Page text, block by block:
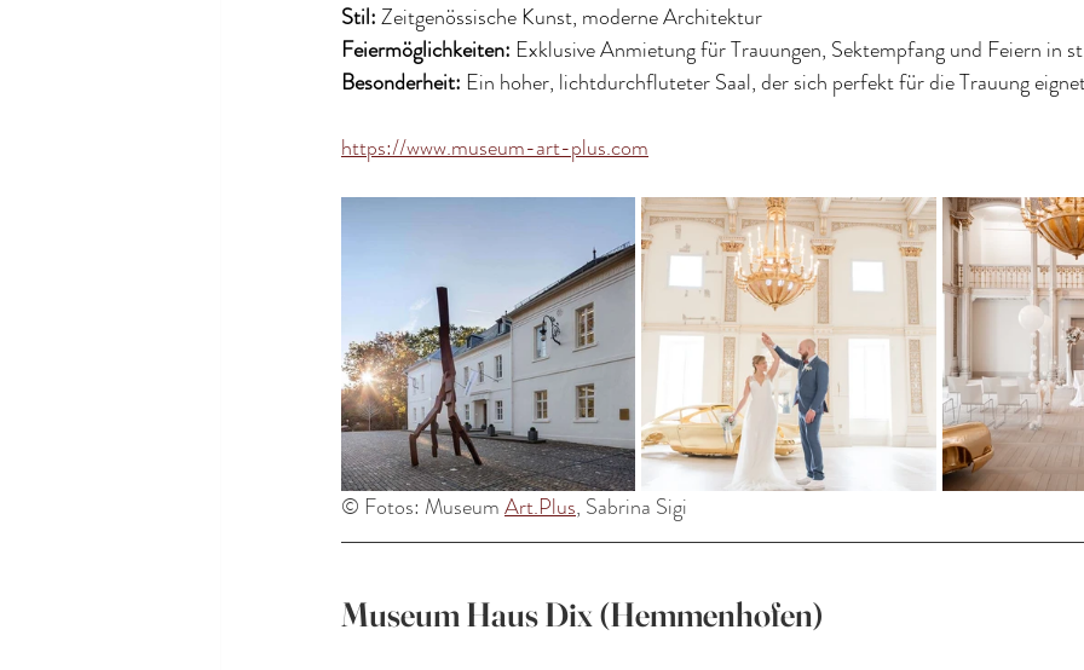
Stil: Zeitgenössische Kunst, moderne Architektur
Feiermöglichkeiten: Exklusive Anmietung für Trauungen, Sektempfang und Feiern in
Besonderheit: Ein hoher, lichtdurchfluteter Saal, der sich perfekt für die Trauung
https://www.museum-art-plus.com
© Fotos: Museum Art.Plus, Sabrina Sigi
Museum Haus Dix (Hemmenhofen)